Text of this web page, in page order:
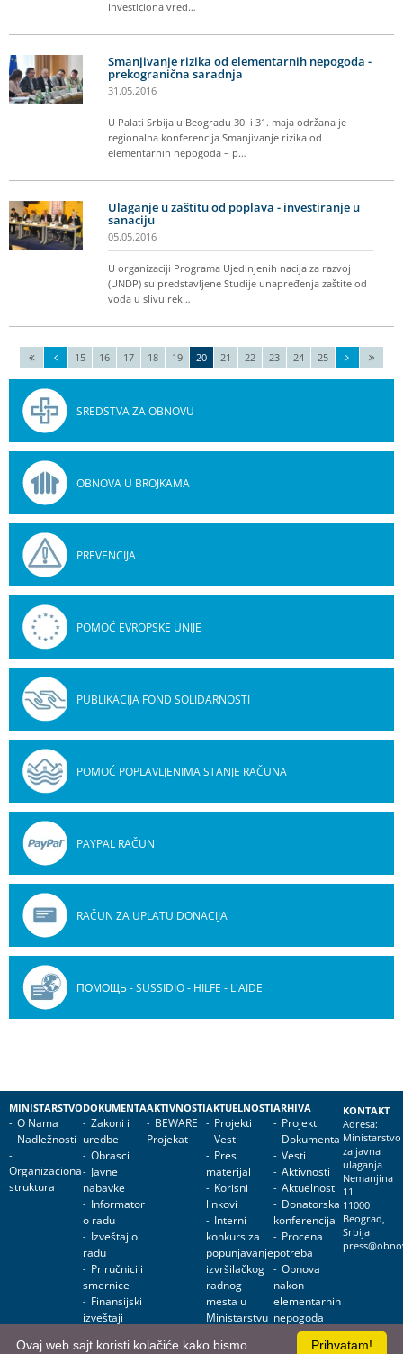
Investiciona vred…
Smanjivanje rizika od elementarnih nepogoda -
prekogranična saradnja
31.05.2016
U Palati Srbija u Beogradu 30. i 31. maja održana je
regionalna konferencija Smanjivanje rizika od
elementarnih nepogoda – p…
Ulaganje u zaštitu od poplava - investiranje u
sanaciju
05.05.2016
U organizaciji Programa Ujedinjenih nacija za razvoj
(UNDP) su predstavljene Studije unapređenja zaštite od
voda u slivu rek…
15 16 17 18 19 20 21 22 23 24 25
SREDSTVA ZA OBNOVU
OBNOVA U BROJKAMA
PREVENCIJA
POMOĆ EVROPSKE UNIJE
PUBLIKACIJA FOND SOLIDARNOSTI
POMOĆ POPLAVLJENIMA STANJE RAČUNA
PAYPAL RAČUN
RAČUN ZA UPLATU DONACIJA
ПОМОЩЬ - SUSSIDIO - HILFE - L'AIDE
MINISTARSTVO
O Nama
Nadležnosti
Organizaciona
struktura
DOKUMENTA
Zakoni i
uredbe
Obrasci
Javne
nabavke
Informator
o radu
Izveštaj o
radu
Priručnici i
smernice
Finansijski
izveštaji
AKTIVNOSTI
BEWARE
Projekat
AKTUELNOSTI
Projekti
Vesti
Pres
materijal
Korisni
linkovi
Interni
konkurs za
popunjavanje
izvršilačkog
radnog
mesta u
Ministarstvu
ulaganja
ARHIVA
Projekti
Dokumenta
Vesti
Aktivnosti
Aktuelnosti
Donatorska
konferencija
Procena
potreba
Obnova
nakon
elementarnih
nepogoda
Obnova
objekata
KONTAKT
Adresa:
Ministarstvo
za javna
ulaganja
Nemanjina
11
11000
Beograd,
Srbija
Prihvatam!
Ovaj web sajt koristi kolačiće kako bismo